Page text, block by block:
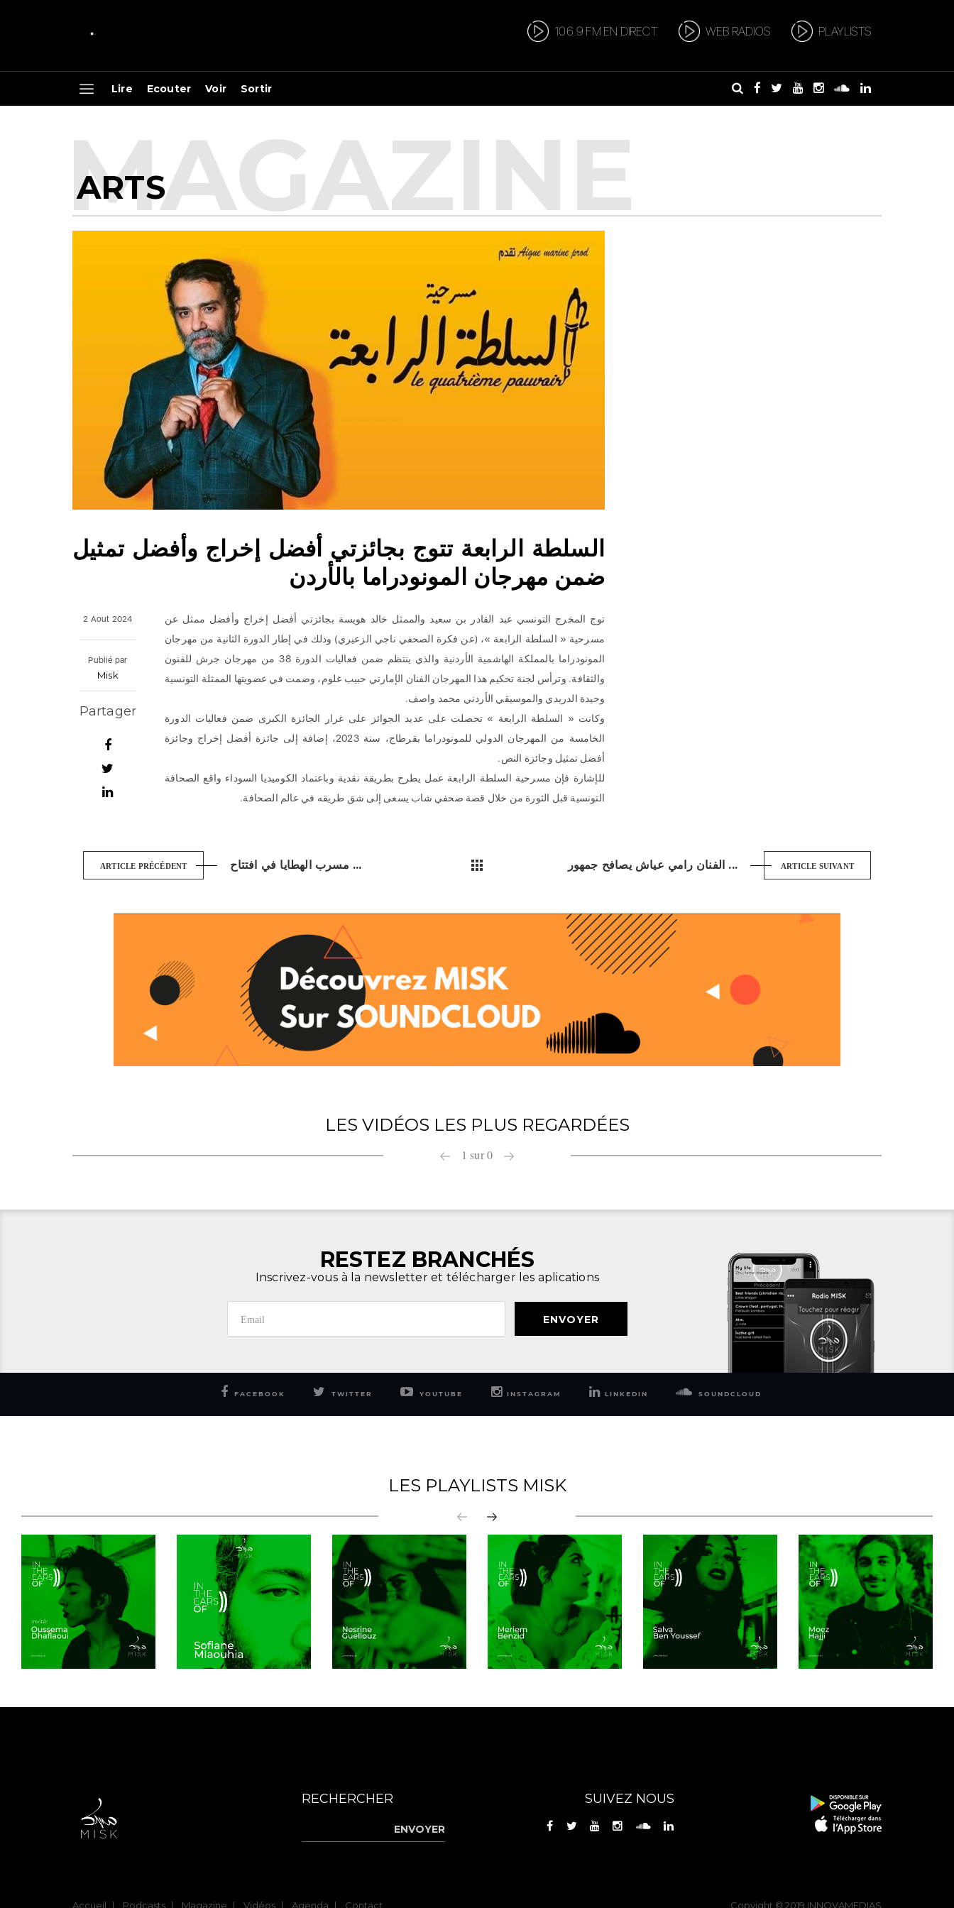
PLAYLISTS
WEB RADIOS
106.9 FM EN DIRECT
Lire Ecouter Voir Sortir
ARTS
السلطة الرابعة تتوج بجائزتي أفضل إخراج وأفضل تمثيل
ضمن مهرجان المونودراما بالأردن
2 Aout 2024
Publié par
Misk
Partager
توج المخرج التونسي عبد القادر بن سعيد والممثل خالد هويسة بجائزتي أفضل إخراج وأفضل ممثل عن
مسرحية « السلطة الرابعة »، (عن فكرة الصحفي ناجي الزعيري) وذلك في إطار الدورة الثانية من مهرجان
المونودراما بالمملكة الهاشمية الأردنية والذي ينتظم ضمن فعاليات الدورة 38 من مهرجان جرش للفنون
والثقافة. وترأس لجنة تحكيم هذا المهرجان الفنان الإمارتي حبيب غلوم، وضمت في عضويتها الممثلة التونسية
وحيدة الدريدي والموسيقي الأردني محمد واصف.
وكانت « السلطة الرابعة » تحصلت على عديد الجوائز على غرار الجائزة الكبرى ضمن فعاليات الدورة
الخامسة من المهرجان الدولي للمونودراما بقرطاج، سنة 2023، إضافة إلى جائزة أفضل إخراج وجائزة
أفضل تمثيل وجائزة النص.
للإشارة فإن مسرحية السلطة الرابعة عمل يطرح بطريقة نقدية وباعتماد الكوميديا السوداء واقع الصحافة
التونسية قبل الثورة من خلال قصة صحفي شاب يسعى إلى شق طريقه في عالم الصحافة.
ARTICLE PRÉCÉDENT مسرب الهطايا في افتتاح ... الفنان رامي عياش يصافح جمهور ... ARTICLE SUIVANT
LES VIDÉOS LES PLUS REGARDÉES
1 sur0
RESTEZ BRANCHÉS
Inscrivez-vous à la newsletter et télécharger les aplications
ENVOYER
FACEBOOK TWITTER YOUTUBE INSTAGRAM LINKEDIN SOUNDCLOUD
LES PLAYLISTS MISK
RECHERCHER
ENVOYER
SUIVEZ NOUS
Accueil Podcasts Magazine Vidéos Agenda Contact Copyight © 2019 INNOVAMEDIAS